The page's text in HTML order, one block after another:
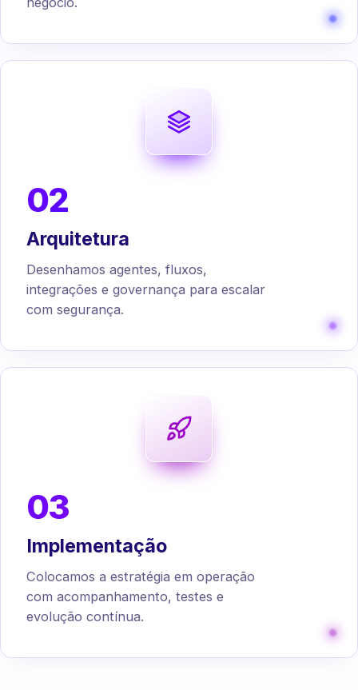
02
Arquitetura
Desenhamos agentes, fluxos,
integrações e governança para escalar
com segurança.
03
Implementação
Colocamos a estratégia em operação
com acompanhamento, testes e
evolução contínua.